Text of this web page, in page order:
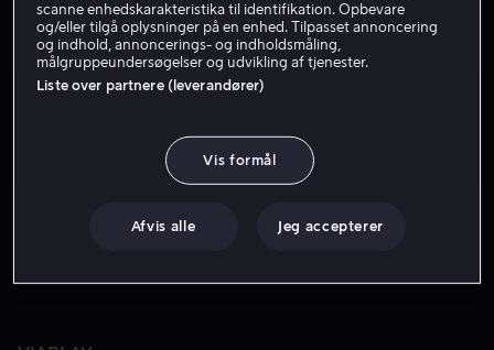
scanne enhedskarakteristika til identifikation. Opbevare
og/eller tilgå oplysninger på en enhed. Tilpasset annoncering
og indhold, annoncerings- og indholdsmåling,
målgruppeundersøgelser og udvikling af tjenester.
Liste over partnere (leverandører)
Vis formål
Afvis alle Jeg accepterer